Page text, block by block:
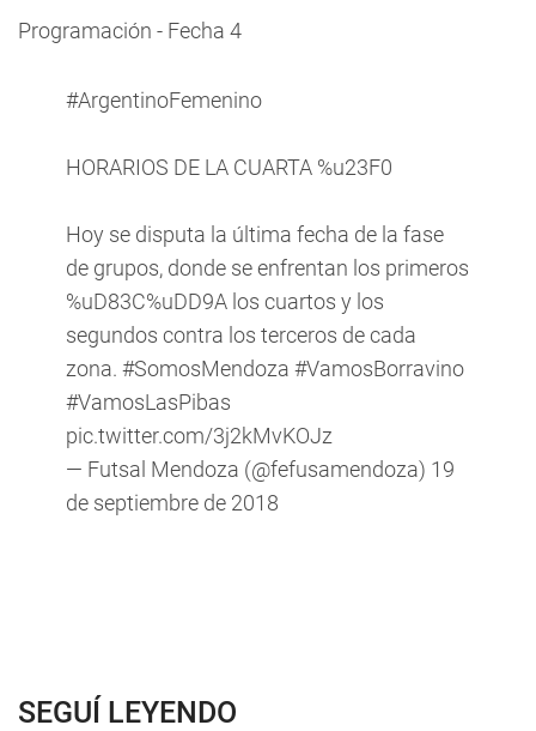
Programación - Fecha 4
#ArgentinoFemenino
HORARIOS DE LA CUARTA %u23F0
Hoy se disputa la última fecha de la fase
de grupos, donde se enfrentan los primeros
%uD83C%uDD9A los cuartos y los
segundos contra los terceros de cada
zona. #SomosMendoza #VamosBorravino
#VamosLasPibas
pic.twitter.com/3j2kMvKOJz
— Futsal Mendoza (@fefusamendoza) 19
de septiembre de 2018
SEGUÍ LEYENDO